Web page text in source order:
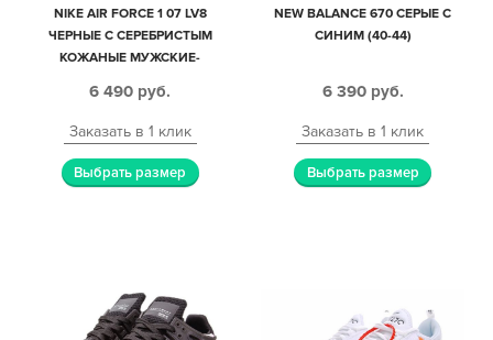
NIKE AIR FORCE 1 07 LV8
ЧЕРНЫЕ С СЕРЕБРИСТЫМ
КОЖАНЫЕ МУЖСКИЕ-
6 490 руб.
Заказать в 1 клик
Выбрать размер
NEW BALANCE 670 СЕРЫЕ С
СИНИМ (40-44)
6 390 руб.
Заказать в 1 клик
Выбрать размер